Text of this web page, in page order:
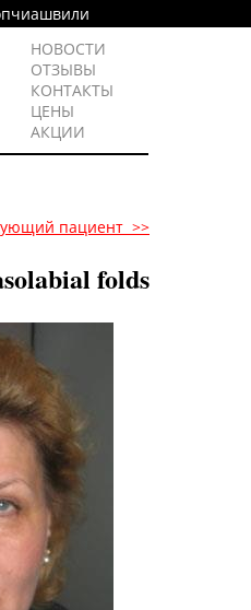
НОВОСТИ
ОТЗЫВЫ
КОНТАКТЫ
ЦЕНЫ
АКЦИИ
пациент >>
folds